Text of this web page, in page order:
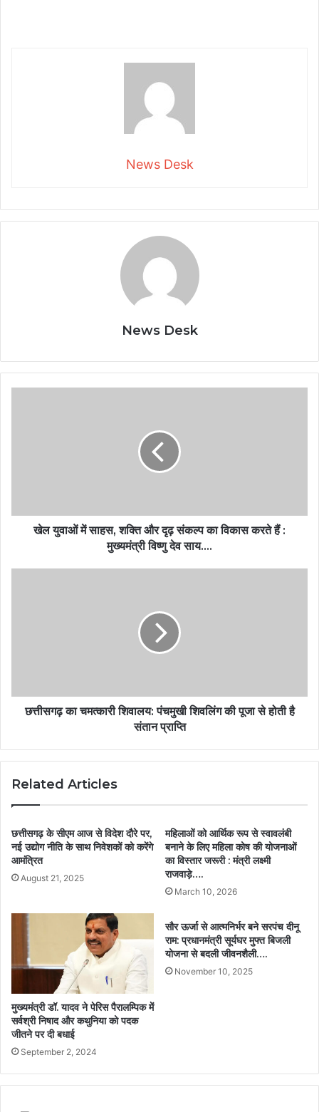
News Desk
News Desk
खेल युवाओं में साहस, शक्ति और दृढ़ संकल्प का विकास करते हैं :
मुख्यमंत्री विष्णु देव साय….
छत्तीसगढ़ का चमत्कारी शिवालय: पंचमुखी शिवलिंग की पूजा से होती है
संतान प्राप्ति
Related Articles
छत्तीसगढ़ के सीएम आज से विदेश दौरे पर,
नई उद्योग नीति के साथ निवेशकों को करेंगे
आमंत्रित
August 21, 2025
महिलाओं को आर्थिक रूप से स्वावलंबी
बनाने के लिए महिला कोष की योजनाओं
का विस्तार जरूरी : मंत्री लक्ष्मी
राजवाड़े….
March 10, 2026
मुख्यमंत्री डॉ. यादव ने पेरिस पैरालम्पिक में
सर्वश्री निषाद और कथुनिया को पदक
जीतने पर दी बधाई
September 2, 2024
सौर ऊर्जा से आत्मनिर्भर बने सरपंच दीनू
राम: प्रधानमंत्री सूर्यघर मुफ्त बिजली
योजना से बदली जीवनशैली….
November 10, 2025